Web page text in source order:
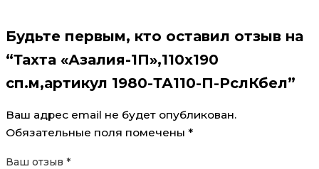
Будьте первым, кто оставил отзыв на
“Тахта «Азалия-1П»,110х190
сп.м,артикул 1980-ТА110-П-РслКбел”
Ваш адрес email не будет опубликован.
Обязательные поля помечены *
Ваш отзыв *